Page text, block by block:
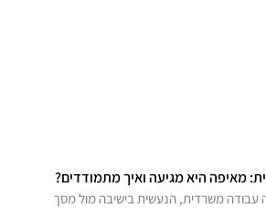
מאיפה היא מגיעה ואיך מתמודדים?
עבודה משרדית, הנעשית בישיבה מול מסך